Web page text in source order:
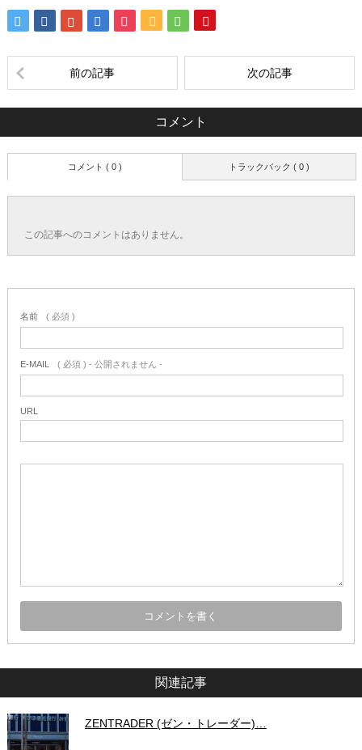
前の記事 次の記事
コメント
トラックバック ( 0 )
コメント ( 0 )
この記事へのコメントはありません。
名前 ( 必須 )
E-MAIL ( 必須 ) - 公開されません -
URL
関連記事
ZENTRADER (ゼン・トレーダー)…